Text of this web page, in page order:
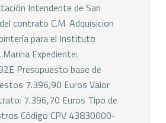
Intendente de San
contrato C.M. Adquisicion
para el Instituto
Expediente:
Presupuesto base de
7.396,90 Euros Valor
7.396,70 Euros Tipo de
Código CPV 43830000-